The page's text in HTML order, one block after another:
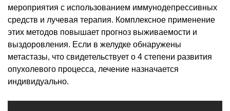
мероприятия с использованием иммунодепрессивных
средств и лучевая терапия. Комплексное применение
этих методов повышает прогноз выживаемости и
выздоровления. Если в желудке обнаружены
метастазы, что свидетельствует о 4 степени развития
опухолевого процесса, лечение назначается
индивидуально.